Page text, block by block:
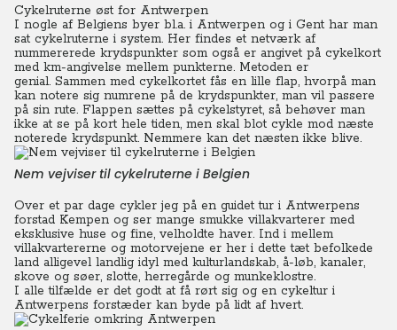
Cykelruterne øst for Antwerpen
I nogle af Belgiens byer bl.a. i Antwerpen og i Gent har man
sat cykelruterne i system. Her findes et netværk af
nummererede krydspunkter som også er angivet på cykelkort
med km-angivelse mellem punkterne. Metoden er
genial. Sammen med cykelkortet fås en lille flap, hvorpå man
kan notere sig numrene på de krydspunkter, man vil passere
på sin rute. Flappen sættes på cykelstyret, så behøver man
ikke at se på kort hele tiden, men skal blot cykle mod næste
noterede krydspunkt. Nemmere kan det næsten ikke blive.
Nem vejviser til cykelruterne i Belgien
Over et par dage cykler jeg på en guidet tur i Antwerpens
forstad Kempen og ser mange smukke villakvarterer med
eksklusive huse og fine, velholdte haver. Ind i mellem
villakvartererne og motorvejene er her i dette tæt befolkede
land alligevel landlig idyl med kulturlandskab, å-løb, kanaler,
skove og søer, slotte, herregårde og munkeklostre.
I alle tilfælde er det godt at få rørt sig og en cykeltur i
Antwerpens forstæder kan byde på lidt af hvert.